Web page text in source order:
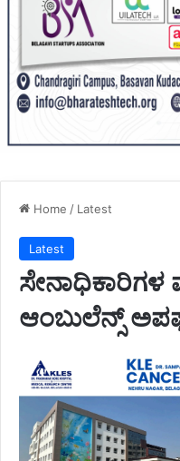
Home / Latest
Latest
ಸೇನಾಧಿಕಾರಿಗಳ
ಆಂಬುಲೆನ್ಸ್